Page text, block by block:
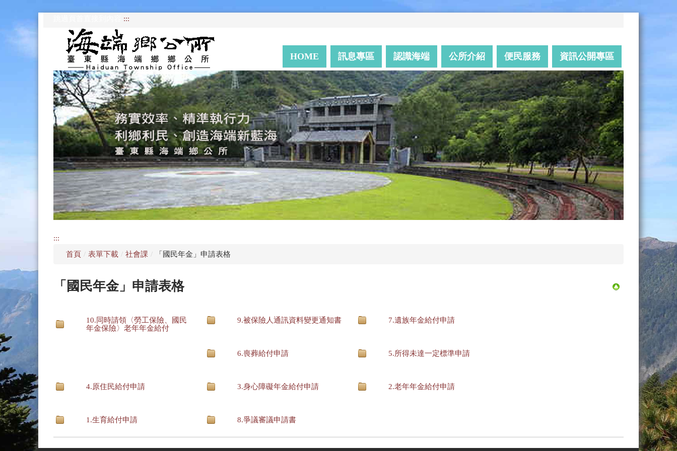
:::
HOME 訊息專區 認識海端 公所介紹 便民服務 資訊公開專區
:::
首頁 / 表單下載 / 社會課 / 「國民年金」申請表格
「國民年金」申請表格
10.同時請領〈勞工保險、國民
年金保險〉老年年金給付
9.被保險人通訊資料變更通知書 7.遺族年金給付申請
6.喪葬給付申請 5.所得未達一定標準申請
4.原住民給付申請 3.身心障礙年金給付申請 2.老年年金給付申請
1.生育給付申請 8.爭議審議申請書